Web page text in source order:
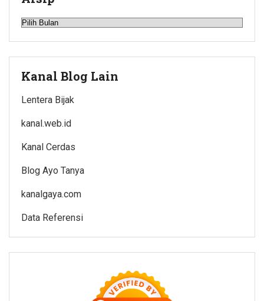
Arsip
Kanal Blog Lain
Lentera Bijak
kanal.web.id
Kanal Cerdas
Blog Ayo Tanya
kanalgaya.com
Data Referensi